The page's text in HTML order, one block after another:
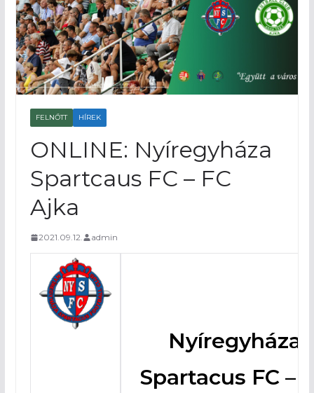
FELNŐTT HÍREK
ONLINE: Nyíregyháza
Spartcaus FC – FC
Ajka
2021.09.12. admin
Nyíregyháza
Spartacus FC –